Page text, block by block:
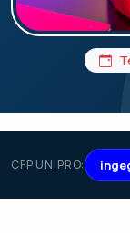
CFP UNIPRO: